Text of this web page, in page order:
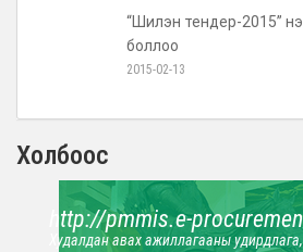
“Шилэн тендер-2015”
боллоо
2015-02-13
Холбоос
http://pmmis.e-
Худалдан авах ажиллагааны удирдлага,